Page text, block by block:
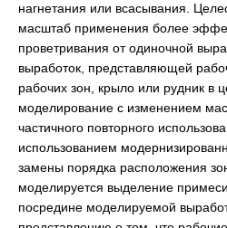
нагнетания или всасывания.
масштаб применения более
проветривания от одиночной
выработок, представляющей
рабочих зон, крыло или рудник в
моделирование с изменением
частичного повторного
использованием
замены порядка расположения
моделируется выделение
посредине моделируемой